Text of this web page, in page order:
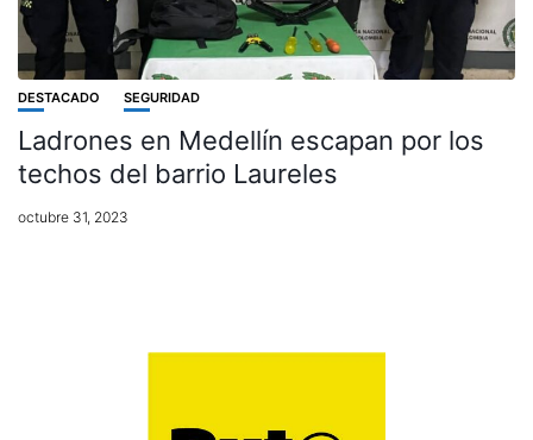
DESTACADO SEGURIDAD
Ladrones en Medellín escapan por los
techos del barrio Laureles
octubre 31, 2023